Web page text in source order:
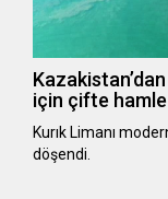
için çifte hamle
Kurık Limanı
döşendi.